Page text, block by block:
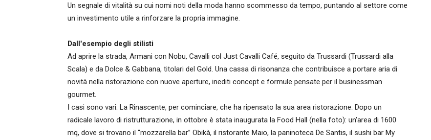
Un segnale di vitalità su cui nomi noti della moda hanno scommesso da tempo, puntando al settore come
un investimento utile a rinforzare la propria immagine.
Dall'esempio degli stilisti
Ad aprire la strada, Armani con Nobu, Cavalli col Just Cavalli Café, seguito da Trussardi (Trussardi alla
Scala) e da Dolce & Gabbana, titolari del Gold. Una cassa di risonanza che contribuisce a portare aria di
novità nella ristorazione con nuove aperture, inediti concept e formule pensate per il businessman
gourmet.
I casi sono vari. La Rinascente, per cominciare, che ha ripensato la sua area ristorazione. Dopo un
radicale lavoro di ristrutturazione, in ottobre è stata inaugurata la Food Hall (nella foto): un'area di 1600
mq, dove si trovano il “mozzarella bar” Obikà, il ristorante Maio, la paninoteca De Santis, il sushi bar My